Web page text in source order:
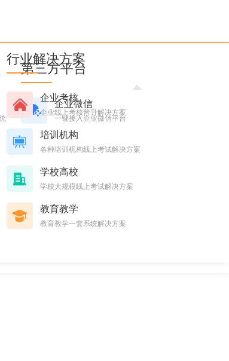
第三方平台
企业微信
一键接入企业微信平台
行业解决方案
企业考核
企业线上考核晋升解决方案
培训机构
各种培训机构线上考试解决方案
学校高校
学校大规模线上考试解决方案
教育教学
教育教学一套系统解决方案
程的透明度和效率。
匡优在线招聘系统
好线上招聘。
、录用管理等功能，企业可以根据自身需求定制专